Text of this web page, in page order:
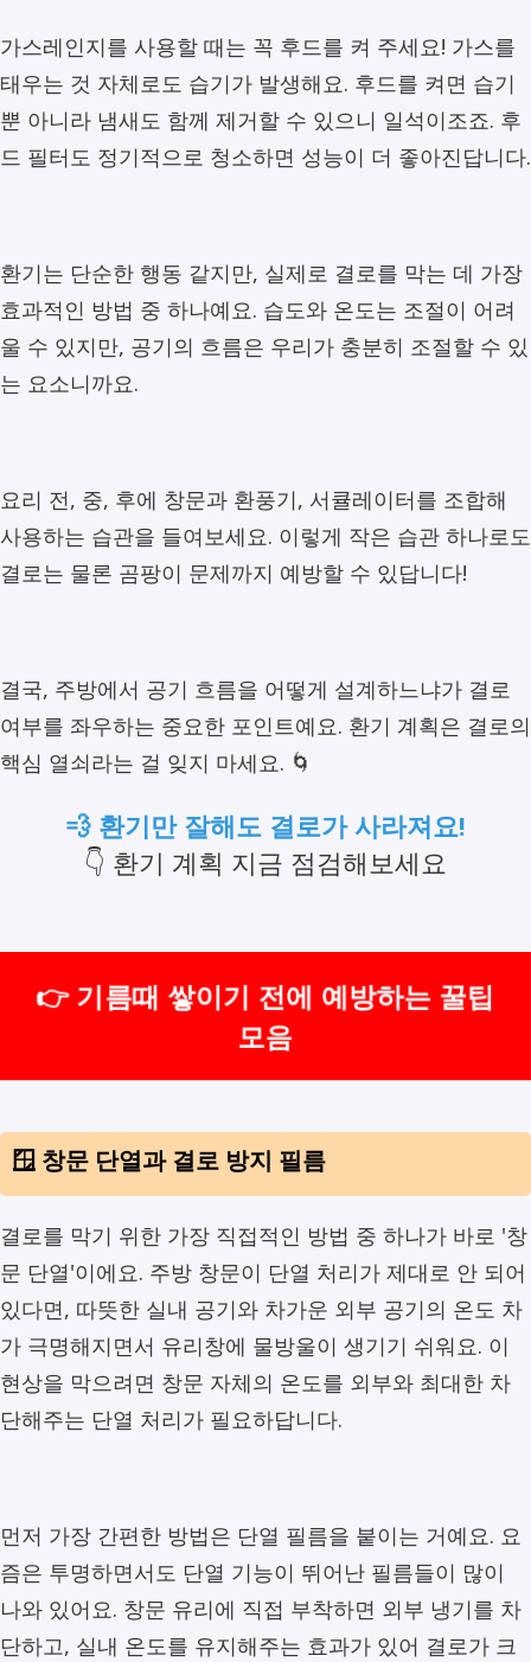
가스레인지를 사용할 때는 꼭 후드를 켜 주세요! 가스를
태우는 것 자체로도 습기가 발생해요. 후드를 켜면 습기
뿐 아니라 냄새도 함께 제거할 수 있으니 일석이조죠. 후
드 필터도 정기적으로 청소하면 성능이 더 좋아진답니다.
환기는 단순한 행동 같지만, 실제로 결로를 막는 데 가장
효과적인 방법 중 하나예요. 습도와 온도는 조절이 어려
울 수 있지만, 공기의 흐름은 우리가 충분히 조절할 수 있
는 요소니까요.
요리 전, 중, 후에 창문과 환풍기, 서큘레이터를 조합해
사용하는 습관을 들여보세요. 이렇게 작은 습관 하나로도
결로는 물론 곰팡이 문제까지 예방할 수 있답니다!
결국, 주방에서 공기 흐름을 어떻게 설계하느냐가 결로
여부를 좌우하는 중요한 포인트예요. 환기 계획은 결로의
핵심 열쇠라는 걸 잊지 마세요. 🌀
💨 환기만 잘해도 결로가 사라져요!
👇 환기 계획 지금 점검해보세요
👉 기름때 쌓이기 전에 예방하는 꿀팁
모음
🪟 창문 단열과 결로 방지 필름
결로를 막기 위한 가장 직접적인 방법 중 하나가 바로 '창
문 단열'이에요. 주방 창문이 단열 처리가 제대로 안 되어
있다면, 따뜻한 실내 공기와 차가운 외부 공기의 온도 차
가 극명해지면서 유리창에 물방울이 생기기 쉬워요. 이
현상을 막으려면 창문 자체의 온도를 외부와 최대한 차
단해주는 단열 처리가 필요하답니다.
먼저 가장 간편한 방법은 단열 필름을 붙이는 거예요. 요
즘은 투명하면서도 단열 기능이 뛰어난 필름들이 많이
나와 있어요. 창문 유리에 직접 부착하면 외부 냉기를 차
단하고, 실내 온도를 유지해주는 효과가 있어 결로가 크